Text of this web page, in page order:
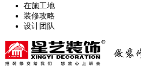
在施工地
装修攻略
设计团队